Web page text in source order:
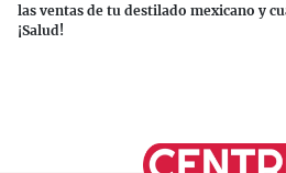
las ventas de tu destilado mexicano y
¡Salud!